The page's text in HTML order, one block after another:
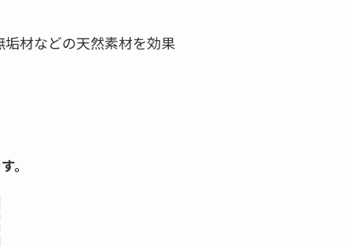
材などの天然素材を効果
。